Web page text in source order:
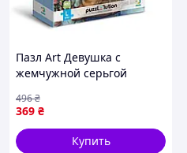
Пазл Art Девушка с
жемчужной серьгой
Shopingo Пазл Art Дівчина
з перловою сережкою
300680 500 елементів
369 ₴
496₴
Купить